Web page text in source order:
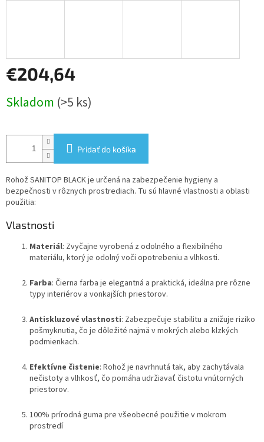
€204,64
cena:
Skladom (>5 ks)
Pridať do košíka
Rohož SANITOP BLACK je určená na zabezpečenie hygieny a
bezpečnosti v rôznych prostrediach. Tu sú hlavné vlastnosti a oblasti
použitia:
Vlastnosti
Materiál: Zvyčajne vyrobená z odolného a flexibilného
materiálu, ktorý je odolný voči opotrebeniu a vlhkosti.
Farba: Čierna farba je elegantná a praktická, ideálna pre rôzne
typy interiérov a vonkajších priestorov.
Antiskluzové vlastnosti: Zabezpečuje stabilitu a znižuje riziko
pošmyknutia, čo je dôležité najmä v mokrých alebo klzkých
podmienkach.
Efektívne čistenie: Rohož je navrhnutá tak, aby zachytávala
nečistoty a vlhkosť, čo pomáha udržiavať čistotu vnútorných
priestorov.
100% prírodná guma pre všeobecné použitie v mokrom
prostredí